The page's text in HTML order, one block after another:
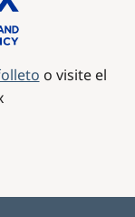
o visite el